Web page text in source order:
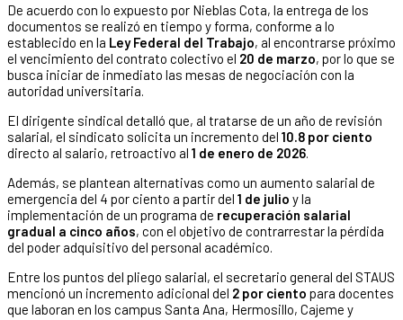
De acuerdo con lo expuesto por Nieblas Cota, la entrega de los
documentos se realizó en tiempo y forma, conforme a lo
establecido en la Ley Federal del Trabajo, al encontrarse próximo
el vencimiento del contrato colectivo el 20 de marzo, por lo que se
busca iniciar de inmediato las mesas de negociación con la
autoridad universitaria.
El dirigente sindical detalló que, al tratarse de un año de revisión
salarial, el sindicato solicita un incremento del 10.8 por ciento
directo al salario, retroactivo al 1 de enero de 2026.
Además, se plantean alternativas como un aumento salarial de
emergencia del 4 por ciento a partir del 1 de julio y la
implementación de un programa de recuperación salarial
gradual a cinco años, con el objetivo de contrarrestar la pérdida
del poder adquisitivo del personal académico.
Entre los puntos del pliego salarial, el secretario general del STAUS
mencionó un incremento adicional del 2 por ciento para docentes
que laboran en los campus Santa Ana, Hermosillo, Cajeme y